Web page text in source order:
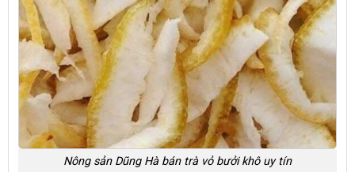
Nông sản Dũng Hà bán trà vỏ bưởi khô uy tín